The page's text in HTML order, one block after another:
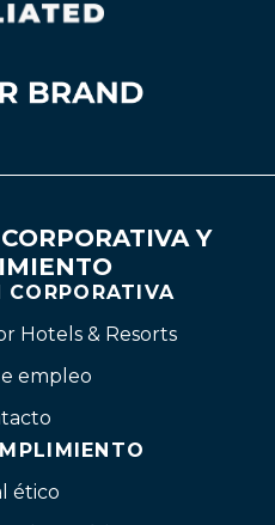
Y
CORPORATIVA
Hotels & Resorts
empleo
ético